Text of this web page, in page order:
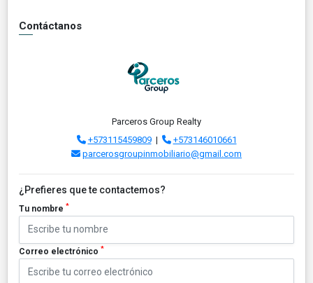
Contáctanos
Parceros Group Realty
+573115459809|
+573146010661
parcerosgroupinmobiliario@gmail.com
¿Prefieres que te contactemos?
Tu nombre *
Correo electrónico *